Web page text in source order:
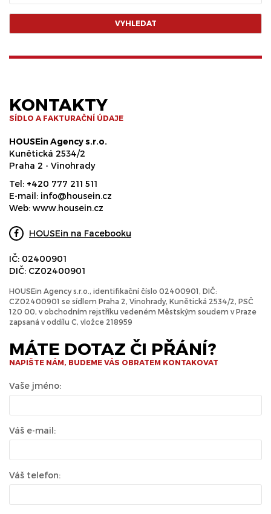
VYHLEDAT
KONTAKTY
SÍDLO A FAKTURAČNÍ ÚDAJE
HOUSEin Agency s.r.o.
Kunětická 2534/2
Praha 2 - Vinohrady
Tel: +420 777 211 511
E-mail: info@housein.cz
Web: www.housein.cz
HOUSEin na Facebooku
IČ: 02400901
DIČ: CZ02400901
HOUSEin Agency s.r.o., identifikační číslo 02400901, DIČ:
CZ02400901 se sídlem Praha 2, Vinohrady, Kunětická 2534/2, PSČ
120 00, v obchodním rejstříku vedeném Městským soudem v Praze
zapsaná v oddílu C, vložce 218959
MÁTE DOTAZ ČI PŘÁNÍ?
NAPIŠTE NÁM, BUDEME VÁS OBRATEM KONTAKOVAT
Vaše jméno:
Váš e-mail:
Váš telefon: